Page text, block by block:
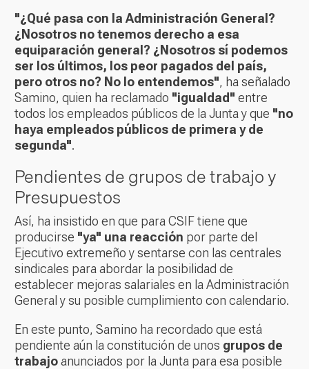
"¿Qué pasa con la Administración General?
¿Nosotros no tenemos derecho a esa
equiparación general? ¿Nosotros sí podemos
ser los últimos, los peor pagados del país,
pero otros no? No lo entendemos", ha señalado
Samino, quien ha reclamado "igualdad" entre
todos los empleados públicos de la Junta y que "no
haya empleados públicos de primera y de
segunda".
Pendientes de grupos de trabajo y
Presupuestos
Así, ha insistido en que para CSIF tiene que
producirse "ya" una reacción por parte del
Ejecutivo extremeño y sentarse con las centrales
sindicales para abordar la posibilidad de
establecer mejoras salariales en la Administración
General y su posible cumplimiento con calendario.
En este punto, Samino ha recordado que está
pendiente aún la constitución de unos grupos de
trabajoanunciados por la Junta para esa posible